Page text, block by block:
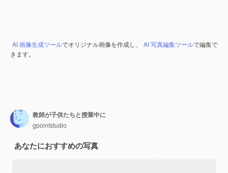
AI 画像生成ツールでオリジナル画像を作成し、 AI 写真編集ツールで編集で
きます。
教師が子供たちと授業中に
gpointstudio
あなたにおすすめの写真